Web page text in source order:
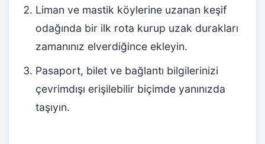
Liman ve mastik köylerine uzanan keşif
odağında bir ilk rota kurup uzak durakları
zamanınız elverdiğince ekleyin.
Pasaport, bilet ve bağlantı bilgilerinizi
çevrimdışı erişilebilir biçimde yanınızda
taşıyın.